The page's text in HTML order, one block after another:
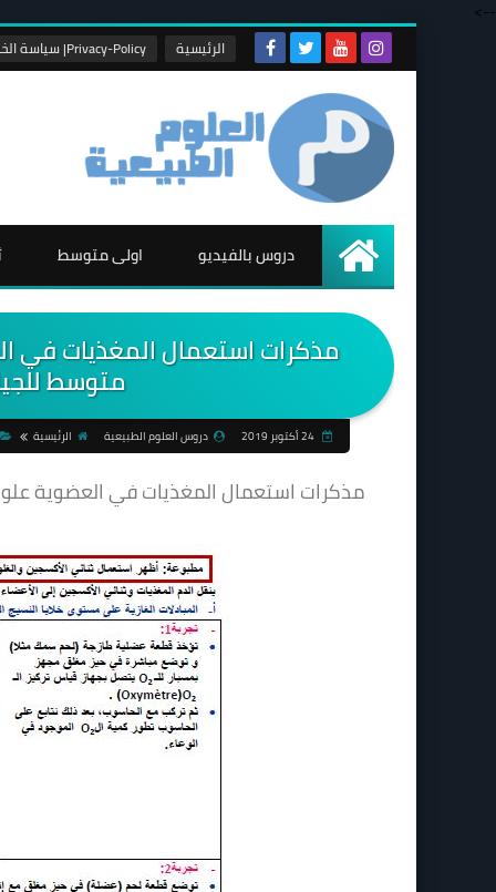
-->
الرئيسية Privacy-Policy| سياسة الخصوصية
الرئيسية
دروس بالفيديو اولى متوسط
مذكرات استعمال المغذيات في
متوسط
24 أكتوبر 2019 دروس العلوم الطبيعية الرئيسية
مذكرات استعمال المغذيات في العضوية